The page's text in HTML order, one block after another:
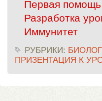
Первая помощь
Разработка
Иммунитет
РУБРИКИ:
ПРИЗЕНТАЦИЯ К